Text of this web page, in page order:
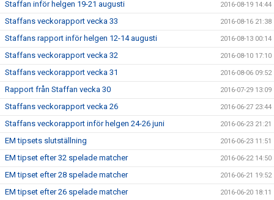
Staffan inför helgen 19-21 augusti 2016-08-19 14:44
Staffans veckorapport vecka 33 2016-08-16 21:38
Staffans rapport inför helgen 12-14 augusti 2016-08-13 00:14
Staffans veckorapport vecka 32 2016-08-10 17:10
Staffans veckorapport vecka 31 2016-08-06 09:52
Rapport från Staffan vecka 30 2016-07-29 13:09
Staffans veckorapport vecka 26 2016-06-27 23:44
Staffans veckorapport inför helgen 24-26 juni 2016-06-23 21:21
EM tipsets slutställning 2016-06-23 11:51
EM tipset efter 32 spelade matcher 2016-06-22 14:50
EM tipset efter 28 spelade matcher 2016-06-21 19:52
EM tipset efter 26 spelade matcher 2016-06-20 18:11